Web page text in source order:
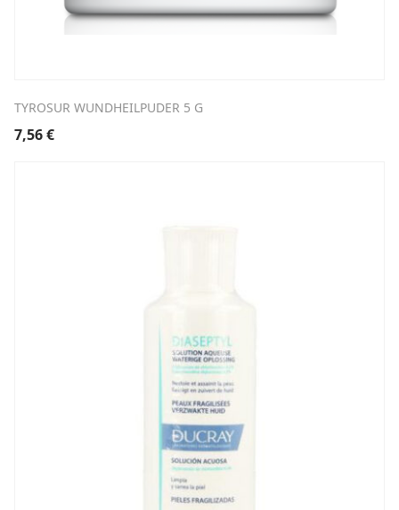
TYROSUR WUNDHEILPUDER 5 G
7,56€